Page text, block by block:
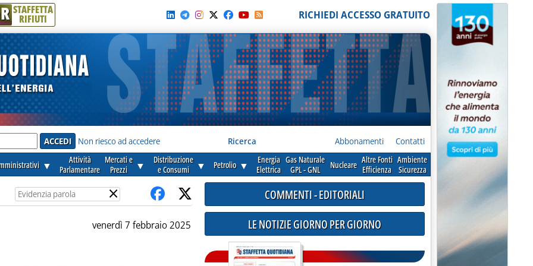
R STAFFETTA
RIFIUTI RICHIEDI ACCESSO GRATUITO
Non riesco ad accedere Ricerca Abbonamenti Contatti
▼
Attività
Parlamentare
Mercati e
Prezzi
▼
Distribuzione
e Consumi
▼ Petrolio ▼
Energia
Elettrica
Gas Naturale
GPL - GNL
Nucleare Altre Fonti
Efficienza
Ambiente
Sicurezza
×
venerdì 7 febbraio 2025
COMMENTI - EDITORIALI
LE NOTIZIE GIORNO PER GIORNO